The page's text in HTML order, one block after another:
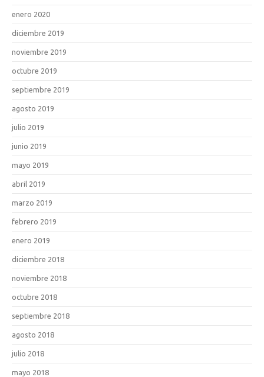
enero 2020
diciembre 2019
noviembre 2019
octubre 2019
septiembre 2019
agosto 2019
julio 2019
junio 2019
mayo 2019
abril 2019
marzo 2019
febrero 2019
enero 2019
diciembre 2018
noviembre 2018
octubre 2018
septiembre 2018
agosto 2018
julio 2018
mayo 2018